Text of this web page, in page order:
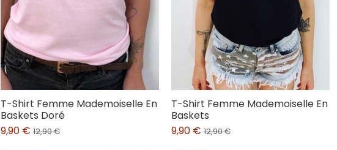
T-Shirt Femme Mademoiselle En
Baskets Doré
9,90 € 12,90 €
T-Shirt Femme Mademoiselle En
Baskets
9,90 € 12,90 €